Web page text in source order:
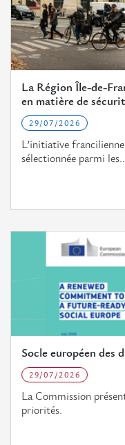
La Région Île-de-
en matière de
29/07/2026
L’initiative
sélectionnée parmi
Socle européen des
29/07/2026
La Commission
priorités.